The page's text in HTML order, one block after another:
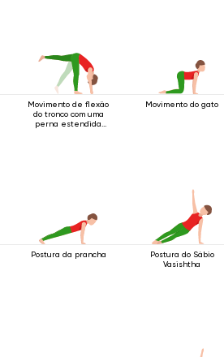
Movimento de flexão
do tronco com uma
perna estendida
Movimento do gato
Postura da prancha
Postura do Sábio
Vasishtha